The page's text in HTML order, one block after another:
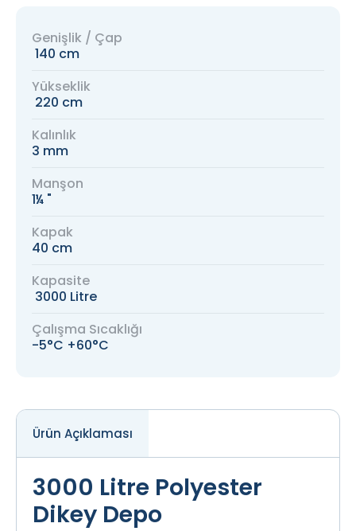
Genişlik / Çap
140 cm
Yükseklik
220 cm
Kalınlık
3 mm
Manşon
1¼ "
Kapak
40 cm
Kapasite
3000 Litre
Çalışma Sıcaklığı
-5°C +60°C
Ürün Açıklaması
3000 Litre Polyester
Dikey Depo